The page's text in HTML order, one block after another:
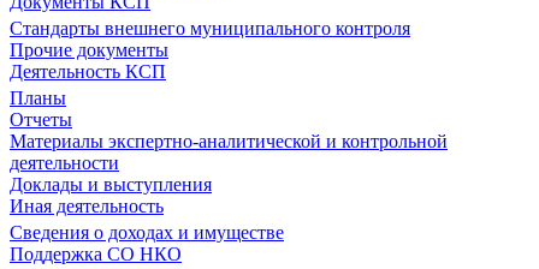
Стандарты внешнего муниципального контроля
Прочие документы
Деятельность КСП
Планы
Отчеты
Материалы экспертно-аналитической и контрольной
деятельности
Доклады и выступления
Иная деятельность
Сведения о доходах и имуществе
Поддержка СО НКО